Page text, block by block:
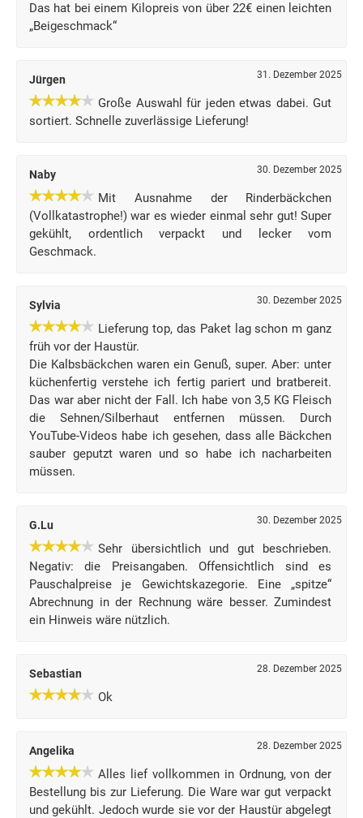
Das hat bei einem Kilopreis von über 22€ einen leichten
„Beigeschmack“
Jürgen 31. Dezember 2025
Große Auswahl für jeden etwas dabei. Gut
sortiert. Schnelle zuverlässige Lieferung!
Naby 30. Dezember 2025
Mit Ausnahme der Rinderbäckchen
(Vollkatastrophe!) war es wieder einmal sehr gut! Super
gekühlt, ordentlich verpackt und lecker vom
Geschmack.
Sylvia 30. Dezember 2025
Lieferung top, das Paket lag schon m ganz
früh vor der Haustür.
Die Kalbsbäckchen waren ein Genuß, super. Aber: unter
küchenfertig verstehe ich fertig pariert und bratbereit.
Das war aber nicht der Fall. Ich habe von 3,5 KG Fleisch
die Sehnen/Silberhaut entfernen müssen. Durch
YouTube-Videos habe ich gesehen, dass alle Bäckchen
sauber geputzt waren und so habe ich nacharbeiten
müssen.
G.Lu 30. Dezember 2025
Sehr übersichtlich und gut beschrieben.
Negativ: die Preisangaben. Offensichtlich sind es
Pauschalpreise je Gewichtskazegorie. Eine „spitze“
Abrechnung in der Rechnung wäre besser. Zumindest
ein Hinweis wäre nützlich.
Sebastian 28. Dezember 2025
Ok
Angelika 28. Dezember 2025
Alles lief vollkommen in Ordnung, von der
Bestellung bis zur Lieferung. Die Ware war gut verpackt
und gekühlt. Jedoch wurde sie vor der Haustür abgelegt